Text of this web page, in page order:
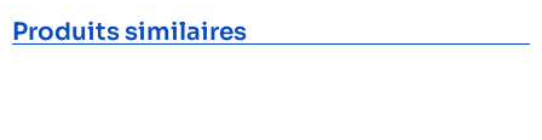
Produits similaires